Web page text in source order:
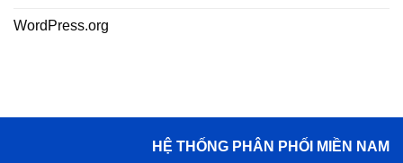
WordPress.org
HỆ THỐNG PHÂN PHỐI MIỀN NAM